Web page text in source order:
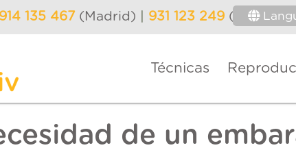
914 135 467 (Madrid) 931 123 249
Técnicas
de un